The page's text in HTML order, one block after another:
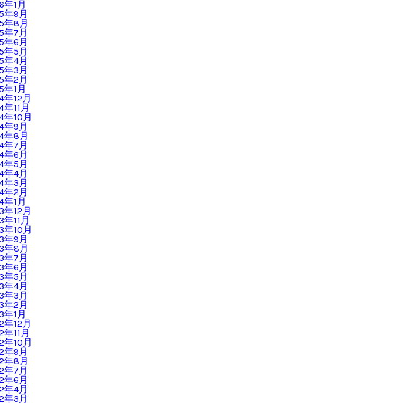
1月
年9月
年8月
年7月
年6月
年5月
年4月
年3月
年2月
1月
年12月
11月
年10月
年9月
年8月
年7月
年6月
年5月
年4月
年3月
年2月
1月
12月
11月
年10月
年9月
年8月
年7月
年6月
年5月
年4月
年3月
年2月
1月
年12月
11月
年10月
年9月
年8月
年7月
年6月
年4月
年3月